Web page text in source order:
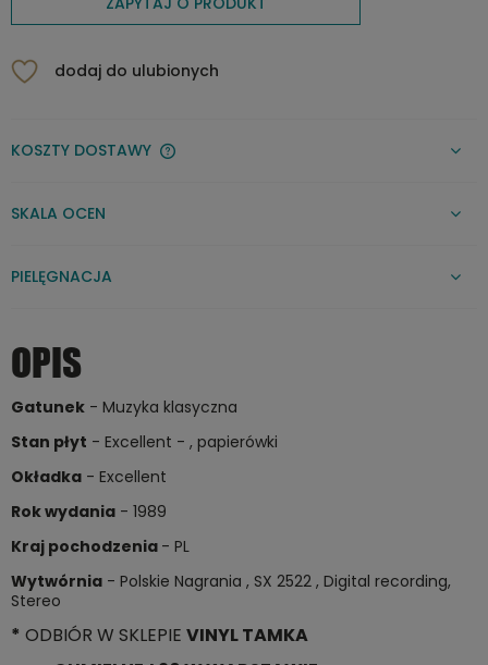
dodaj do ulubionych
KOSZTY DOSTAWY
CENA NIE ZAWIERA EWENTUALNYCH KOSZTÓW PŁATNOŚCI
SKALA OCEN
PIELĘGNACJA
OPIS
Gatunek - Muzyka klasyczna
Stan płyt - Excellent - , papierówki
Okładka - Excellent
Rok wydania - 1989
Kraj pochodzenia - PL
Wytwórnia - Polskie Nagrania , SX 2522 , Digital recording,
Stereo
* ODBIÓR W SKLEPIE VINYL TAMKA